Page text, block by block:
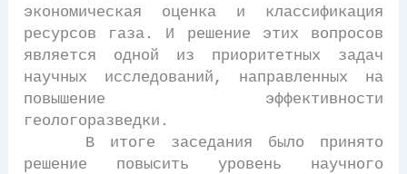
экономическая оценка и классификация
ресурсов газа. И решение этих вопросов
является одной из приоритетных задач
научных исследований, направленных на
повышение эффективности
геологоразведки.
В итоге заседания было принято
решение повысить уровень научного